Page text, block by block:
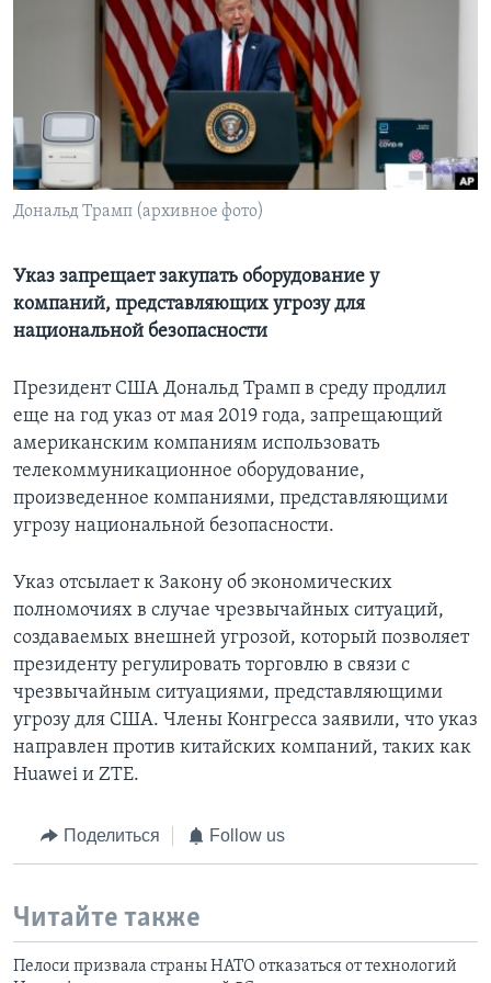
Learning English
СОЦИАЛЬНЫЕ СЕТИ
Языки
Дональд Трамп (архивное фото)
Указ запрещает закупать оборудование у
компаний, представляющих угрозу для
национальной безопасности
Президент США Дональд Трамп в среду продлил
еще на год указ от мая 2019 года, запрещающий
американским компаниям использовать
телекоммуникационное оборудование,
произведенное компаниями, представляющими
угрозу национальной безопасности.
Указ отсылает к Закону об экономических
полномочиях в случае чрезвычайных ситуаций,
создаваемых внешней угрозой, который позволяет
президенту регулировать торговлю в связи с
чрезвычайным ситуациями, представляющими
угрозу для США. Члены Конгресса заявили, что указ
направлен против китайских компаний, таких как
Huawei и ZTE.
Поделиться Follow us
Читайте также
Пелоси призвала страны НАТО отказаться от технологий